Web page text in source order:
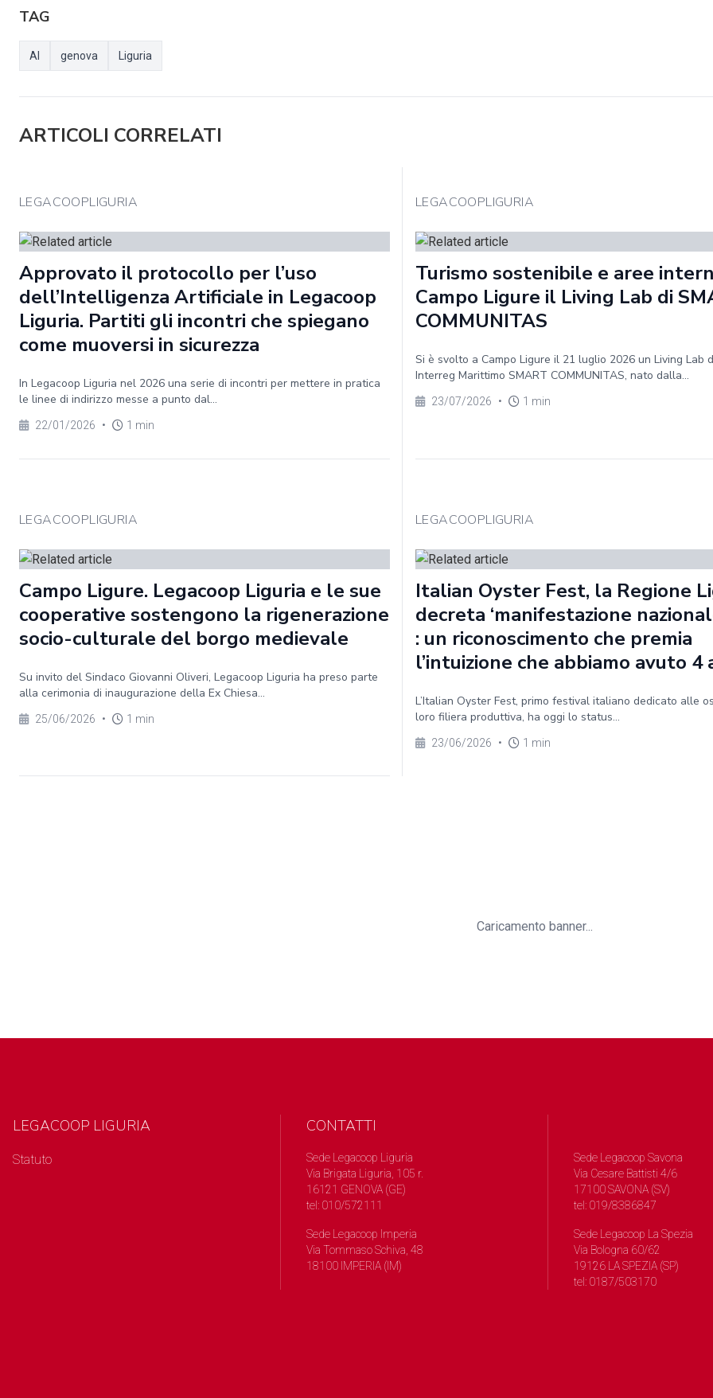
TAG
AI genova Liguria
ARTICOLI CORRELATI
LEGACOOPLIGURIA
Approvato il protocollo per l’uso
dell’Intelligenza Artificiale in Legacoop
Liguria. Partiti gli incontri che spiegano
come muoversi in sicurezza
In Legacoop Liguria nel 2026 una serie di incontri per mettere in pratica
le linee di indirizzo messe a punto dal...
22/01/2026 • 1 min
LEGACOOPLIGURIA
Turismo sostenibile e aree
Campo Ligure il Living Lab di
COMMUNITAS
Si è svolto a Campo Ligure il 21 luglio 2026 un Living Lab
Interreg Marittimo SMART COMMUNITAS, nato dalla...
23/07/2026 • 1 min
LEGACOOPLIGURIA
Campo Ligure. Legacoop Liguria e le sue
cooperative sostengono la rigenerazione
socio-culturale del borgo medievale
Su invito del Sindaco Giovanni Oliveri, Legacoop Liguria ha preso parte
alla cerimonia di inaugurazione della Ex Chiesa...
25/06/2026 • 1 min
LEGACOOPLIGURIA
Italian Oyster Fest, la Regione
decreta ‘manifestazione
: un riconoscimento che premia
l’intuizione che abbiamo avuto 4
L’Italian Oyster Fest, primo festival italiano dedicato alle
loro filiera produttiva, ha oggi lo status...
23/06/2026 • 1 min
Caricamento banner...
LEGACOOP LIGURIA
Statuto
CONTATTI
Sede Legacoop Liguria
Via Brigata Liguria, 105 r.
16121 GENOVA (GE)
tel: 010/572111
Sede Legacoop Imperia
Via Tommaso Schiva, 48
18100 IMPERIA (IM)
Sede Legacoop Savona
Via Cesare Battisti 4/6
17100 SAVONA (SV)
tel: 019/8386847
Sede Legacoop La Spezia
Via Bologna 60/62
19126 LA SPEZIA (SP)
tel: 0187/503170